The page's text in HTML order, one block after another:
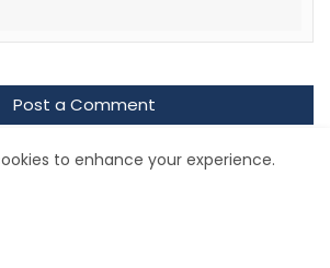
Post a Comment
to enhance your experience.